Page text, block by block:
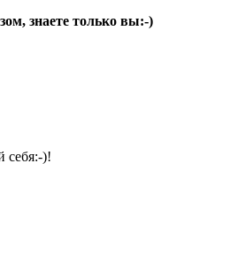
знаете только вы:-)
себя:-)!